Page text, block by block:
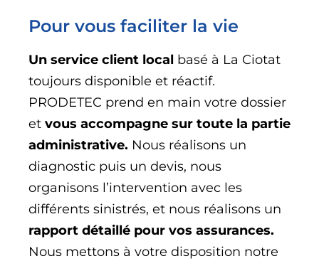
Pour vous faciliter la vie
Un service client local basé à La Ciotat
toujours disponible et réactif.
PRODETEC prend en main votre dossier
et vous accompagne sur toute la partie
administrative. Nous réalisons un
diagnostic puis un devis, nous
organisons l’intervention avec les
différents sinistrés, et nous réalisons un
rapport détaillé pour vos assurances.
Nous mettons à votre disposition notre